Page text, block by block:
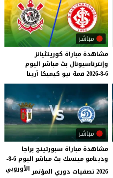
مباشر
مشاهدة مباراة كورينثيانز
وإنترناسيونال بث مباشر اليوم
6-8-2026
قمة نيو كيميكا أرينا
مباشر
مشاهدة مباراة سبورتينج براجا
ودينامو مينسك بث مباشر اليوم 6-8-
2026 تصفيات دوري المؤتمر
الأوروبي